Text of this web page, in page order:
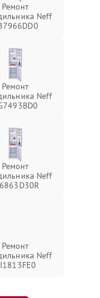
Ремонт
Neff
Ремонт
Neff
Ремонт
Neff
Ремонт
Neff